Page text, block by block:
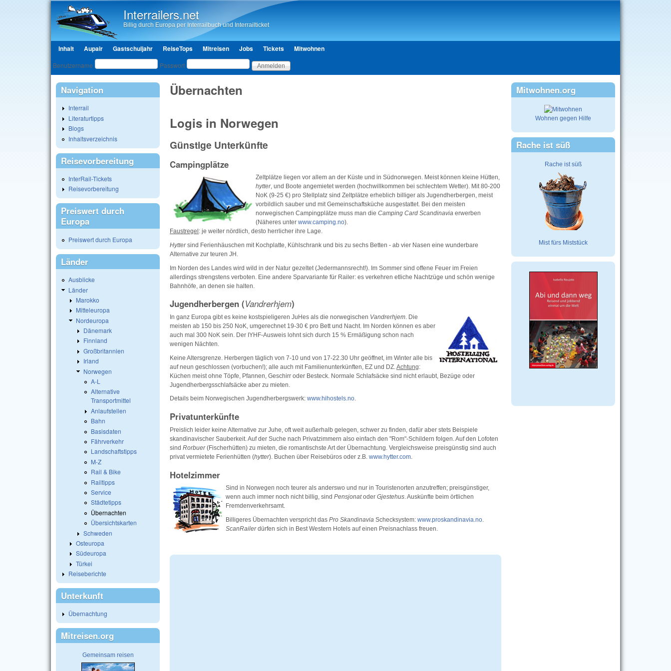
Interrailers.net
Billig durch Europa per Interrailbuch und Interrailticket
Hauptmenü
Inhalt Aupair Gastschuljahr ReiseTops Mitreisen Jobs Tickets Mitwohnen
Benutzeranmeldung
Benutzername Passwort
Übernachten
Logis in Norwegen
Günstige Unterkünfte
Campingplätze
Zeltplätze liegen vor allem an der Küste und in Südnorwegen. Meist können kleine Hütten,
hytter, und Boote angemietet werden (hochwillkommen bei schlechtem Wetter). Mit 80-200
NoK (9-25 €) pro Stellplatz sind Zeltplätze erheblich billiger als Jugendherbergen, meist
vorbildlich sauber und mit Gemeinschaftsküche ausgestattet. Bei den meisten
norwegischen Campingplätze muss man die Camping Card Scandinavia erwerben
(Näheres unter www.camping.no).
Faustregel : je weiter nördlich, desto herrlicher ihre Lage.
Hyttersind Ferienhäuschen mit Kochplatte, Kühlschrank und bis zu sechs Betten - ab vier Nasen eine wunderbare
Alternative zur teuren JH.
Im Norden des Landes wird wild in der Natur gezeltet (Jedermannsrecht!). Im Sommer sind offene Feuer im Freien
allerdings strengstens verboten. Eine andere Sparvariante für Railer: es verkehren etliche Nachtzüge und schön wenige
Bahnhöfe, an denen sie halten.
Jugendherbergen (Vandrerhjem)
In ganz Europa gibt es keine kostspieligeren JuHes als die norwegischen Vandrerhjem. Die
meisten ab 150 bis 250 NoK, umgerechnet 19-30 € pro Bett und Nacht. Im Norden können es aber
auch mal 300 NoK sein. Der IYHF-Ausweis lohnt sich durch 15 % Ermäßigung schon nach
wenigen Nächten.
Keine Altersgrenze. Herbergen täglich von 7-10 und von 17-22.30 Uhr geöffnet, im Winter alle bis
auf neun geschlossen (vorbuchen!); alle auch mit Familienunterkünften, EZ und DZ. Achtung:
Küchen meist ohne Töpfe, Pfannen, Geschirr oder Besteck. Normale Schlafsäcke sind nicht erlaubt, Bezüge oder
Jugendherbergsschlafsäcke aber zu mieten.
Details beim Norwegischen Jugendherbergswerk: www.hihostels.no.
Privatunterkünfte
Preislich leider keine Alternative zur Juhe, oft weit außerhalb gelegen, schwer zu finden, dafür aber stets Beispiele
skandinavischer Sauberkeit. Auf der Suche nach Privatzimmern also einfach den "Rom"-Schildern folgen. Auf den Lofoten
sind Rorbuer(Fischerhütten) zu mieten, die romantischste Art der Übernachtung. Vergleichsweise preisgünstig sind auch
privat vermietete Ferienhütten (hytter). Buchen über Reisebüros oder z.B. www.hytter.com.
Hotelzimmer
Sind in Norwegen noch teurer als anderswo und nur in Touristenorten anzutreffen; preisgünstiger,
wenn auch immer noch nicht billig, sind Pensjonatoder Gjestehus. Auskünfte beim örtlichen
Fremdenverkehrsamt.
Billigeres Übernachten verspricht das Pro Skandinavia Schecksystem: www.proskandinavia.no.
ScanRailerdürfen sich in Best Western Hotels auf einen Preisnachlass freuen.
Navigation
Interrail
Literaturtipps
Blogs
Inhaltsverzeichnis
Reisevorbereitung
InterRail-Tickets
Reisevorbereitung
Preiswert durch
Europa
Preiswert durch Europa
Länder
Ausblicke
Länder
Marokko
Mitteleuropa
Nordeuropa
Dänemark
Finnland
Großbritannien
Irland
Norwegen
A-L
Alternative
Transportmittel
Anlaufstellen
Bahn
Basisdaten
Fährverkehr
Landschaftstipps
M-Z
Rail & Bike
Railtipps
Service
Städtetipps
Übernachten
Übersichtskarten
Schweden
Osteuropa
Südeuropa
Türkei
Reiseberichte
Unterkunft
Übernachtung
Mitreisen.org
Gemeinsam reisen
Mitwohnen.org
Wohnen gegen Hilfe
Rache ist süß
Rache ist süß
Mist fürs Miststück